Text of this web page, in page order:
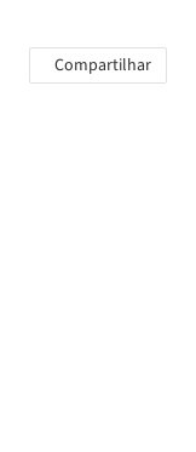
Compartilhar